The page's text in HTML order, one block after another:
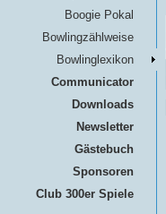
Boogie Pokal
Bowlingzählweise
Bowlinglexikon
Communicator
Downloads
Newsletter
Gästebuch
Sponsoren
Club 300er Spiele